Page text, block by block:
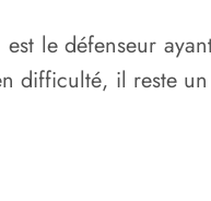
le défenseur
difficulté, il reste